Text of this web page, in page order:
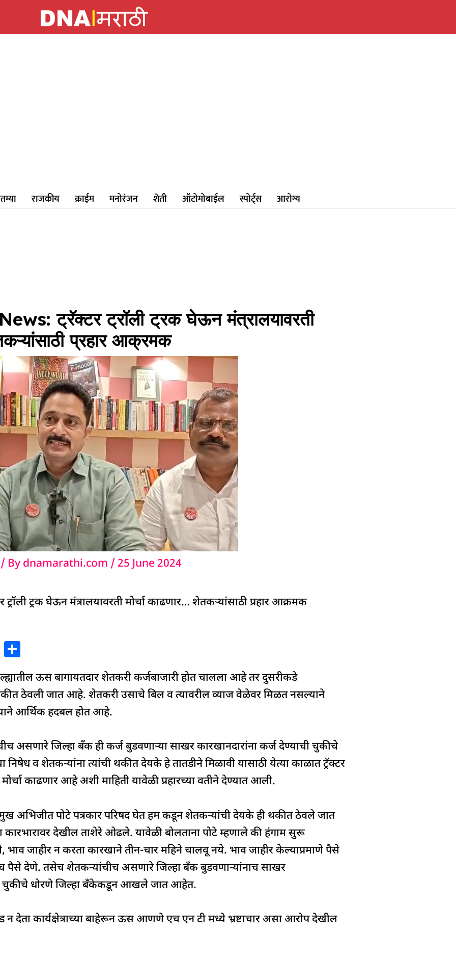
राजकीय क्राईम मनोरंजन शेती ऑटोमोबाईल स्पोर्ट्स आरोग्य
ट्रॅक्टर ट्रॉली ट्रक घेऊन मंत्रालयावरती
प्रहार आक्रमक
/ By dnamarathi.com / 25 June 2024
ट्रक घेऊन मंत्रालयावरती मोर्चा काढणार… शेतकऱ्यांसाठी प्रहार आक्रमक
X
h
ar
e
ऊस बागायतदार शेतकरी कर्जबाजारी होत चालला आहे तर दुसरीकडे
ठेवली जात आहे. शेतकरी उसाचे बिल व त्यावरील व्याज वेळेवर मिळत नसल्याने
आर्थिक हदबल होत आहे.
असणारे जिल्हा बँक ही कर्ज बुडवणाऱ्या साखर कारखानदारांना कर्ज देण्याची चुकीचे
व शेतकऱ्यांना त्यांची थकीत देयके हे तातडीने मिळावी यासाठी येत्या काळात ट्रॅक्टर
मोर्चा काढणार आहे अशी माहिती यावेळी प्रहारच्या वतीने देण्यात आली.
अभिजीत पोटे पत्रकार परिषद घेत हम कडून शेतकऱ्यांची देयके ही थकीत ठेवले जात
देखील ताशेरे ओढले. यावेळी बोलताना पोटे म्हणाले की हंगाम सुरू
भाव जाहीर न करता कारखाने तीन-चार महिने चालवू नये. भाव जाहीर केल्याप्रमाणे पैसे
पैसे देणे. तसेच शेतकऱ्यांचीच असणारे जिल्हा बँक बुडवणाऱ्यांनाच साखर
चुकीचे धोरणे जिल्हा बँकेकडून आखले जात आहेत.
देता कार्यक्षेत्राच्या बाहेरून ऊस आणणे एच एन टी मध्ये भ्रष्टाचार असा आरोप देखील